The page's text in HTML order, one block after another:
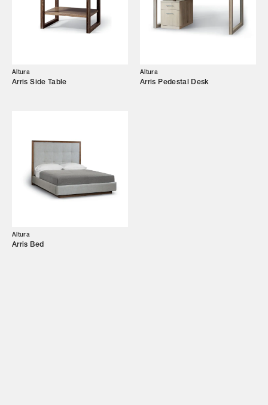
Altura
Arris Side Table
Altura
Arris Pedestal Desk
Altura
Arris Bed